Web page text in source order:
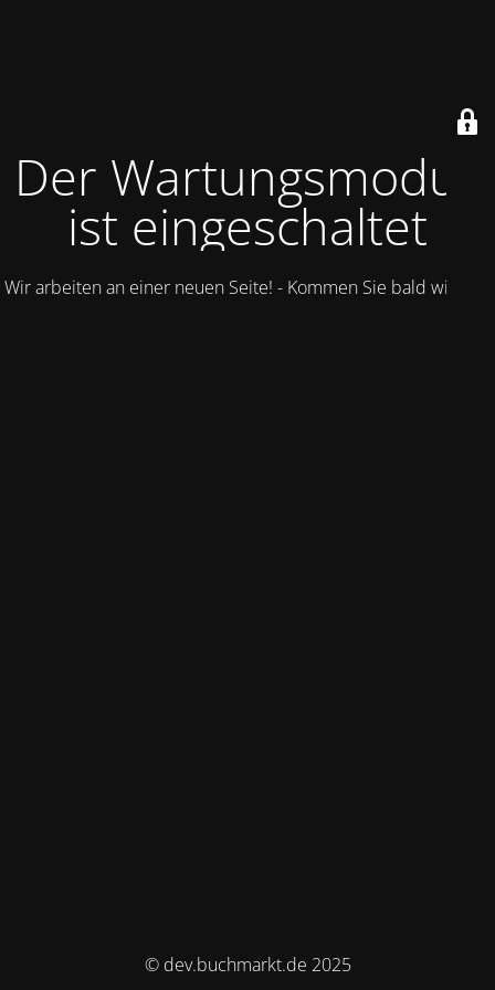
Der Wartungsmodus
ist eingeschaltet
Wir arbeiten an einer neuen Seite! - Kommen Sie bald wieder.
© dev.buchmarkt.de 2025